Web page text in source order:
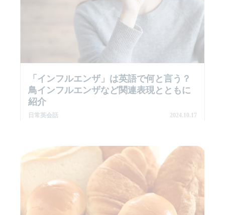
「インフルエンザ」は英語で何と言う？
鳥インフルエンザなど関連表現とともに
紹介
日常英会話 2024.10.17